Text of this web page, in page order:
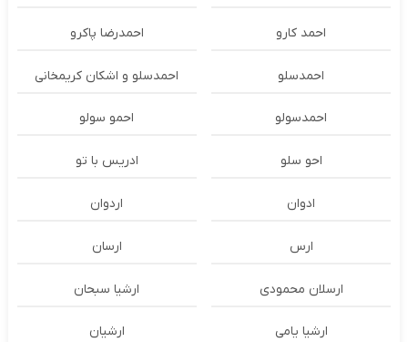
احمد کارو احمدرضا پاکرو
احمدسلو احمدسلو و اشکان کریمخانی
احمدسولو احمو سولو
احو سلو ادریس با تو
ادوان اردوان
ارس ارسان
ارسلان محمودی ارشیا سبحان
ارشیا یامی ارشیان